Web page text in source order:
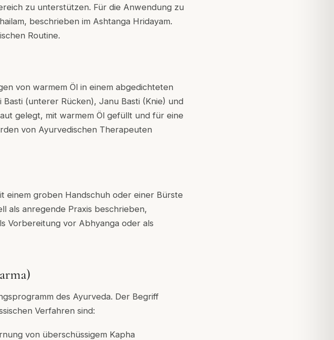
zu unterstützen. Für die Anwendung zu
beschrieben im Ashtanga Hridayam.
Routine.
von warmem Öl in einem abgedichteten
(unterer Rücken), Janu Basti (Knie) und
gelegt, mit warmem Öl gefüllt und für eine
von Ayurvedischen Therapeuten
einem groben Handschuh oder einer Bürste
als anregende Praxis beschrieben,
Vorbereitung vor Abhyanga oder als
des Ayurveda. Der Begriff
Verfahren sind:
von überschüssigem Kapha